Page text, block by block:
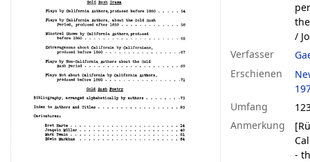
/
Verfasser
Erschienen
Umfang
Anmerkung
-